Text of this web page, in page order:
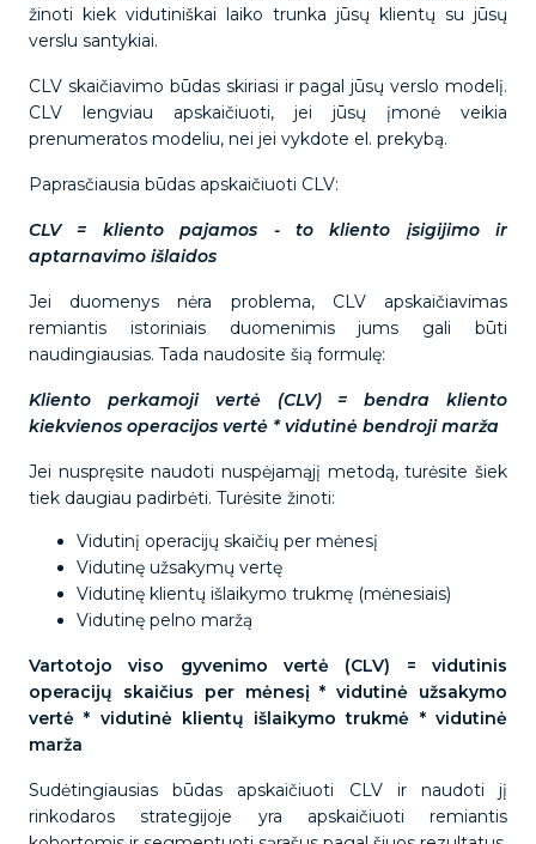
žinoti kiek vidutiniškai laiko trunka jūsų klientų su jūsų
verslu santykiai.
CLV skaičiavimo būdas skiriasi ir pagal jūsų verslo modelį.
CLV lengviau apskaičiuoti, jei jūsų įmonė veikia
prenumeratos modeliu, nei jei vykdote el. prekybą.
Paprasčiausia būdas apskaičiuoti CLV:
CLV = kliento pajamos - to kliento įsigijimo ir
aptarnavimo išlaidos
Jei duomenys nėra problema, CLV apskaičiavimas
remiantis istoriniais duomenimis jums gali būti
naudingiausias. Tada naudosite šią formulę:
Kliento perkamoji vertė (CLV) = bendra kliento
kiekvienos operacijos vertė * vidutinė bendroji marža
Jei nuspręsite naudoti nuspėjamąjį metodą, turėsite šiek
tiek daugiau padirbėti. Turėsite žinoti:
Vidutinį operacijų skaičių per mėnesį
Vidutinę užsakymų vertę
Vidutinę klientų išlaikymo trukmę (mėnesiais)
Vidutinę pelno maržą
Vartotojo viso gyvenimo vertė (CLV) = vidutinis
operacijų skaičius per mėnesį * vidutinė užsakymo
vertė * vidutinė klientų išlaikymo trukmė * vidutinė
marža
Sudėtingiausias būdas apskaičiuoti CLV ir naudoti jį
rinkodaros strategijoje yra apskaičiuoti remiantis